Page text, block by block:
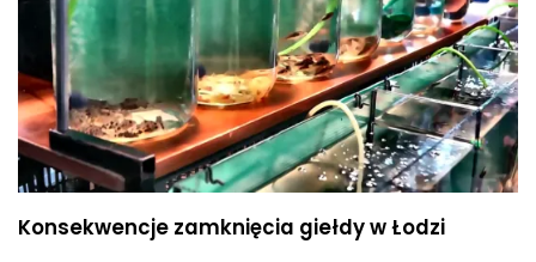
Konsekwencje zamknięcia giełdy w Łodzi